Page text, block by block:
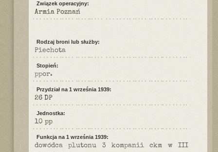
Związek operacyjny:
Armia Poznań
Rodzaj broni lub służby:
Piechota
Stopień:
ppor.
Przydział na 1 września 1939:
26 DP
Jednostka:
10 pp
Funkcja na 1 września 1939:
dowódca plutonu 3 kompanii ckm w III